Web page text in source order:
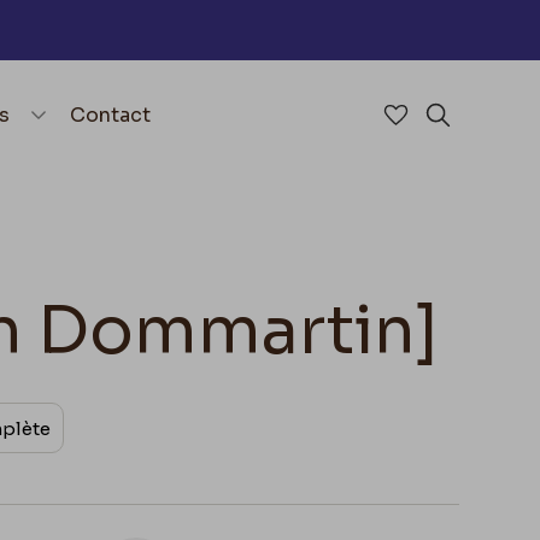
Contact Accéder à
Dommartin]